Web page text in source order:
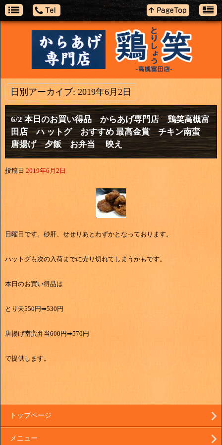
日別アーカイブ: 2019年6月2日
6/2 本日のお買い得品 からあげ専門店 鶏笑高槻富
田店 ハ ットグ おすすめ 最高金賞 チキン南蛮
唐揚げ 夕飯 お弁当 映え
投稿日 2019年6月2日
日曜日です。砂肝、せせりあとわずかとなっております。
ハットグも次の入荷までに売り切れてしまうかもです。
本日のお買い得品は
とり天550円➡530円
唐揚げ南蛮弁当600円➡570円
で提供します。
トップページ
メニュー